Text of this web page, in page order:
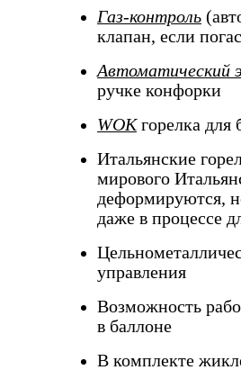
Газ-контроль
клапан, если
Автоматический
ручке конфорки
WOKгорелка для
Итальянские
мирового
деформируются,
даже в процессе
управления
Возможность
в баллоне
В комплекте